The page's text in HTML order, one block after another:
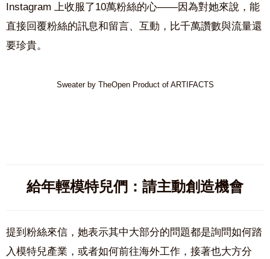
Instagram 上收服了10萬粉絲的心——因為對她來說，能
直接回覆粉絲的訊息和留言、互動，比千萬讚數與流量還
要珍貴。
Sweater by TheOpen Product of ARTIFACTS
給年輕模特兒們：請主動創造機會
提到粉絲來信，她表示其中大部分的問題都是詢問如何踏
入模特兒產業，或者如何前往海外工作，接著也大方分